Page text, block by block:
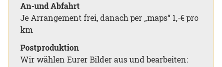
An-und Abfahrt
Je Arrangement frei, danach per „maps“ 1,-€ pro
km
Postproduktion
Wir wählen Eurer Bilder aus und bearbeiten: